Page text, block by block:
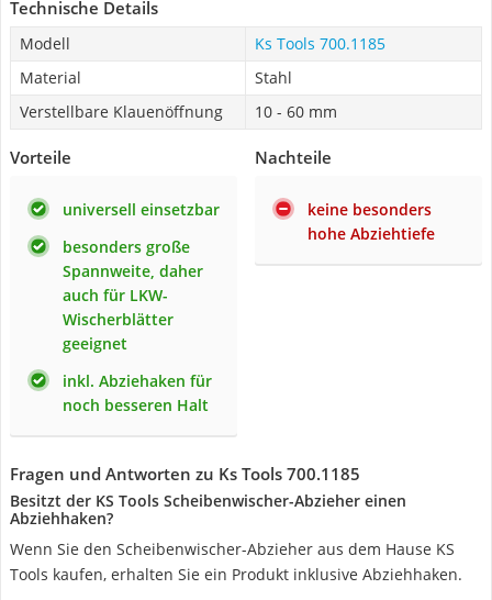
Technische Details
Modell
Ks Tools 700.1185
Material
Stahl
Verstellbare Klauenöffnung
10 - 60 mm
Vorteile
universell einsetzbar
besonders große
Spannweite, daher
auch für LKW-
Wischerblätter
geeignet
inkl. Abziehaken für
noch besseren Halt
Nachteile
keine besonders
hohe Abziehtiefe
Fragen und Antworten zu Ks Tools 700.1185
Besitzt der KS Tools Scheibenwischer-Abzieher einen
Abziehhaken?
Wenn Sie den Scheibenwischer-Abzieher aus dem Hause KS
Tools kaufen, erhalten Sie ein Produkt inklusive Abziehhaken.